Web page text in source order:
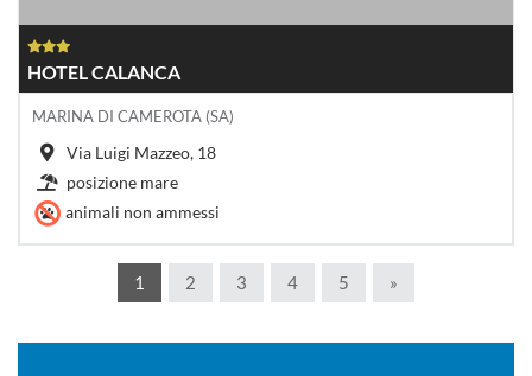
HOTEL CALANCA
MARINA DI CAMEROTA (SA)
Via Luigi Mazzeo, 18
posizione mare
animali non ammessi
1 2 3 4 5 »